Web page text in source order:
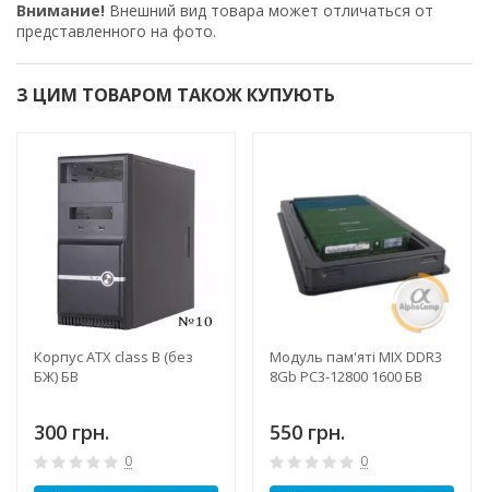
Внимание! Внешний вид товара может отличаться от
представленного на фото.
З ЦИМ ТОВАРОМ ТАКОЖ КУПУЮТЬ
Корпус ATX class B (без
БЖ) БВ
300 грн.
0
Модуль пам'яті MIX DDR3
8Gb PC3-12800 1600 БВ
550 грн.
0